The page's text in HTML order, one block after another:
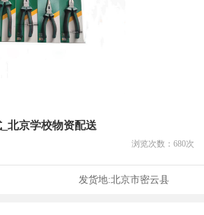
北京学校物资配送
浏览次数： 680次
发货地:北京市密云县